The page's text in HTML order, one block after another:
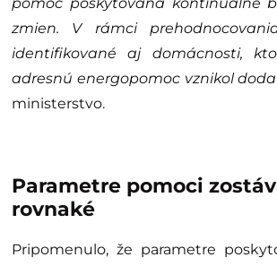
zmien. V rámci
identifikované aj domácnosti,
adresnú energopomoc vznikol
ministerstvo.
Parametre pomoci
rovnaké
Pripomenulo, že parametre